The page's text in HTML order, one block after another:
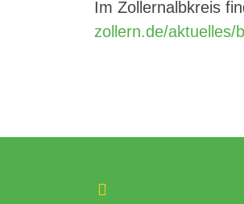
Im Zollernalbkreis
zollern.de/aktuelles/